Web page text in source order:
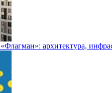
архитектура,